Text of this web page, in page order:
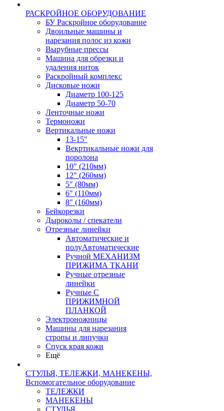
РАСКРОЙНОЕ ОБОРУДОВАНИЕ
БУ Раскройное оборудование
Двоильные машины и
нарезания полос из кожи
Вырубные прессы
Машина для обрезки и
удаления ниток
Раскройный комплекс
Дисковые ножи
Диаметр 100-125
Диаметр 50-70
Ленточные ножи
Термоножи
Вертикальные ножи
13-15"
Векртикальные ножи для
поролона
10" (210мм)
12" (260мм)
5" (80мм)
6" (110мм)
8" (160мм)
Бейкорезки
Дыроколы / спекатели
Отрезные линейки
Автоматические и
полуАвтоматические
Ручной МЕХАНИЗМ
ПРИЖИМА ТКАНИ
Ручные отрезные
линейки
Ручные С
ПРИЖИМНОЙ
ПЛАНКОЙ
Электроножницы
Машины для нарезания
стропы и липучки
Спуск края кожи
Ещё
СТУЛЬЯ, ТЕЛЕЖКИ, МАНЕКЕНЫ,
Вспомогательное оборудование
ТЕЛЕЖКИ
МАНЕКЕНЫ
СТУЛЬЯ